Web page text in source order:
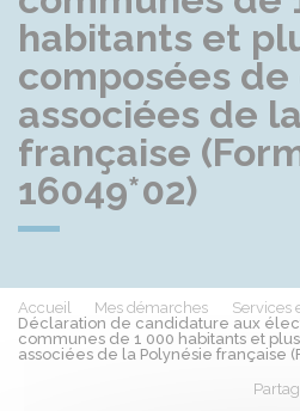
habitants et
composées
associées de
française
16049*02)
Accueil Mes démarches
Services
Déclaration de candidature aux
communes de 1 000 habitants et
associées de la Polynésie française